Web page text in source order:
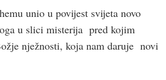
unio u povijest svijeta novo
u slici misterija pred kojim
nježnosti, koja nam daruje novi